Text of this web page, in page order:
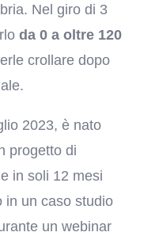
Nel giro di 3
da 0 a oltre 120
crollare dopo
2023, è nato
progetto di
in soli 12 mesi
in un caso studio
un webinar